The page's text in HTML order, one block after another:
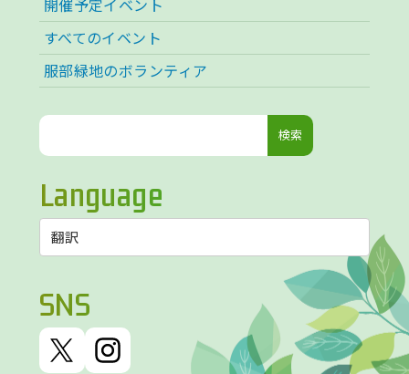
すべてのイベント
服部緑地のボランティア
検
Language
SNS